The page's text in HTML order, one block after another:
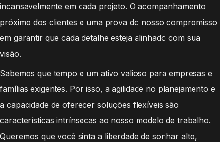
incansavelmente em cada projeto. O acompanhamento
próximo dos clientes é uma prova do nosso compromisso
em garantir que cada detalhe esteja alinhado com sua
visão.
Sabemos que tempo é um ativo valioso para empresas e
famílias exigentes. Por isso, a agilidade no planejamento e
a capacidade de oferecer soluções flexíveis são
características intrínsecas ao nosso modelo de trabalho.
Queremos que você sinta a liberdade de sonhar alto,